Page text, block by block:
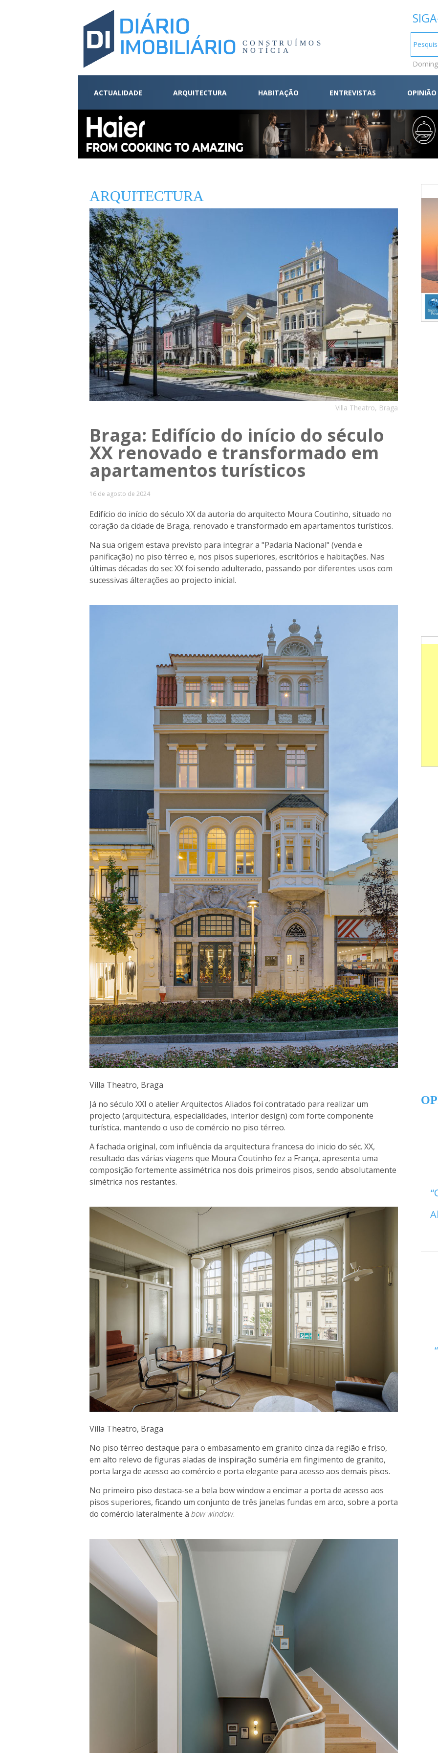
CONSTRUÍMOS
NOTÍCIA
ACTUALIDADE ARQUITECTURA HABITAÇÃO ENTREVISTAS OPINIÃO
ARQUITECTURA
Villa Theatro, Braga
Braga: Edifício do início do século
XX renovado e transformado em
apartamentos turísticos
16 de agosto de 2024
Edifício do início do século XX da autoria do arquitecto Moura Coutinho, situado no
coração da cidade de Braga, renovado e transformado em apartamentos turísticos.
Na sua origem estava previsto para integrar a "Padaria Nacional" (venda e
panificação) no piso térreo e, nos pisos superiores, escritórios e habitações. Nas
últimas décadas do sec XX foi sendo adulterado, passando por diferentes usos com
sucessivas álterações ao projecto inicial.
Villa Theatro, Braga
Já no século XXI o atelier Arquitectos Aliados foi contratado para realizar um
projecto (arquitectura, especialidades, interior design) com forte componente
turística, mantendo o uso de comércio no piso térreo.
A fachada original, com influência da arquitectura francesa do inicio do séc. XX,
resultado das várias viagens que Moura Coutinho fez a França, apresenta uma
composição fortemente assimétrica nos dois primeiros pisos, sendo absolutamente
simétrica nos restantes.
Villa Theatro, Braga
No piso térreo destaque para o embasamento em granito cinza da região e friso,
em alto relevo de figuras aladas de inspiração suméria em fingimento de granito,
porta larga de acesso ao comércio e porta elegante para acesso aos demais pisos.
No primeiro piso destaca-se a bela bow window a encimar a porta de acesso aos
pisos superiores, ficando um conjunto de três janelas fundas em arco, sobre a porta
do comércio lateralmente àbow window.